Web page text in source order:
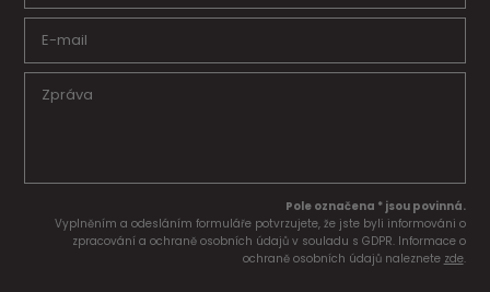
Pole označena * jsou povinná.
Vyplněním a odesláním formuláře potvrzujete, že jste byli informováni o
zpracování a ochraně osobních údajů v souladu s GDPR. Informace o
ochraně osobních údajů naleznete zde.